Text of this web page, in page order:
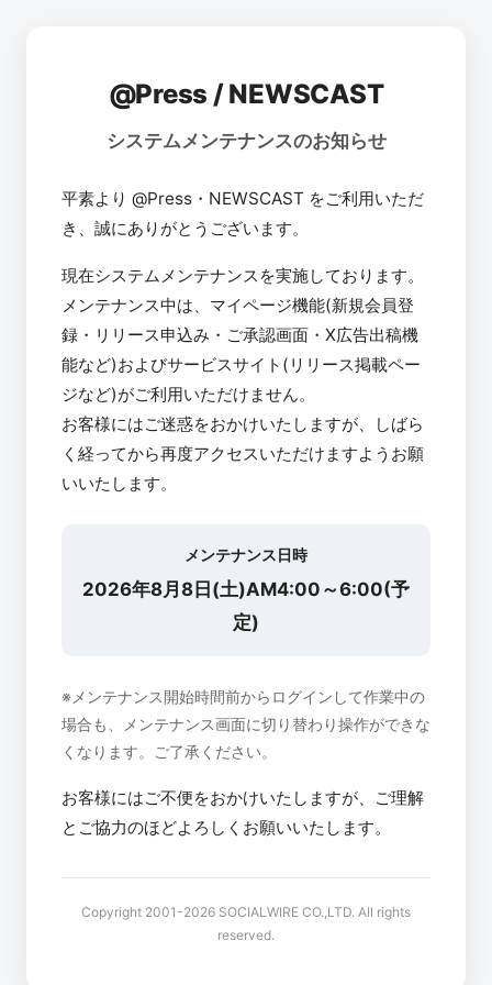
@Press / NEWSCAST
システムメンテナンスのお知らせ
平素より @Press・NEWSCAST をご利用いただ
き、誠にありがとうございます。
現在システムメンテナンスを実施しております。
メンテナンス中は、マイページ機能(新規会員登
録・リリース申込み・ご承認画面・X広告出稿機
能など)およびサービスサイト(リリース掲載ペー
ジなど)がご利用いただけません。
お客様にはご迷惑をおかけいたしますが、しばら
く経ってから再度アクセスいただけますようお願
いいたします。
メンテナンス日時
2026年8月8日(土)AM4:00～6:00(予
定)
※メンテナンス開始時間前からログインして作業中の
場合も、メンテナンス画面に切り替わり操作ができな
くなります。ご了承ください。
お客様にはご不便をおかけいたしますが、ご理解
とご協力のほどよろしくお願いいたします。
Copyright 2001-2026 SOCIALWIRE CO.,LTD. All rights
reserved.